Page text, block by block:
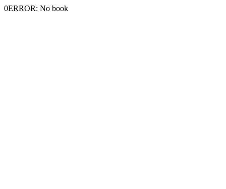
0ERROR: No book